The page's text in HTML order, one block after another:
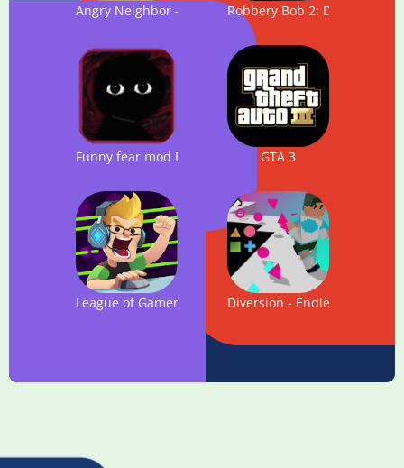
Angry Neighbor - ReloadedRobbery Bob 2: Double
Funny fear mod Bob Character Test
GTA 3
League of Gamers Diversion - Endless Running